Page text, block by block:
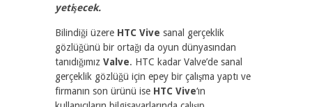
yetişecek.
Bilindiği üzere HTC Vive sanal gerçeklik
gözlüğünü bir ortağı da oyun dünyasından
tanıdığımız Valve. HTC kadar Valve’de sanal
gerçeklik gözlüğü için epey bir çalışma yaptı ve
firmanın son ürünü ise HTC Vive‘ın